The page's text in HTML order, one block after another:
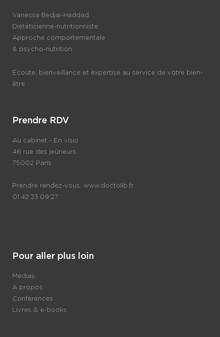
Vanessa Bedjaï-Haddad
Diététicienne-nutritionniste
Approche comportementale
& psycho-nutrition
Écoute, bienveillance et expertise au service de votre bien-
être.
Prendre RDV
Au cabinet - En visio
46 rue des jeûneurs
75002 Paris
Prendre rendez-vous: www.doctolib.fr
01.42.33.09.27
Pour aller plus loin
Médias
A propos
Conférences
Livres & e-books